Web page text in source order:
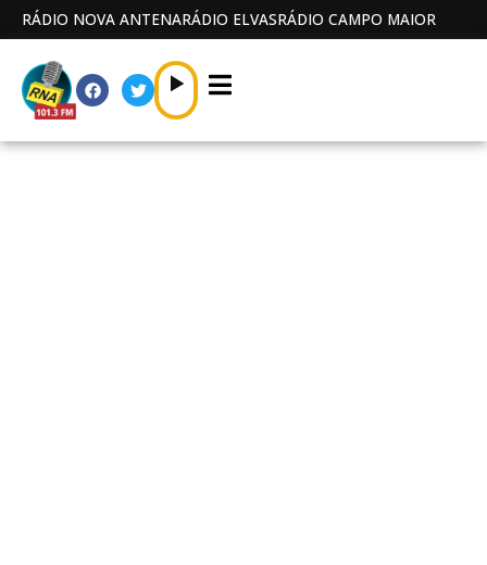
RÁDIO NOVA ANTENARÁDIO ELVASRÁDIO CAMPO MAIOR